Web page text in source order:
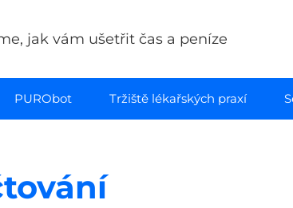
jak vám ušetřit čas a peníze
PURObot Tržiště lékařských praxí